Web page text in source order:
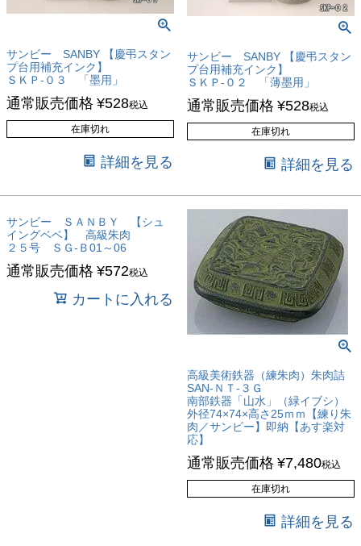
サンビー SANBY 【慶弔スタン
プ台用補充インク】
ＳＫＰ-０３ 「墨用」
通常販売価格 ¥528税込
在庫切れ
詳細を見る
サンビー SANBY 【慶弔スタン
プ台用補充インク】
ＳＫＰ-０２ 「薄墨用」
通常販売価格 ¥528税込
在庫切れ
詳細を見る
サンビー ＳＡＮＢＹ 【シュ
イングベベ】 高級朱肉
２５号 ＳＧ-Ｂ01～06
通常販売価格 ¥572税込
カートに入れる
高級美術鉄器（練朱肉）朱肉詰
SAN-ＮＴ-３Ｇ
南部鉄器「山水」（緑イブシ）
外径74×74×高さ25ｍｍ【練り朱
肉／サンビー】即納【あす楽対
応】
通常販売価格 ¥7,480税込
在庫切れ
詳細を見る